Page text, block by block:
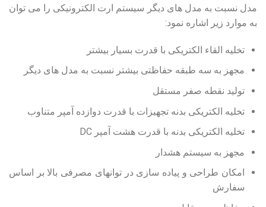
مدل نسبت به مدل های دیگر سیستم ارت الکترونیکی را می توان
به موارد زیر اشاره نمود:
تخلیه القاء الکتریکی با قدرت بسیار بیشتر
مجهز به سه طبقه حفاظتی بیشتر نسبت به مدل های دیگر
تولید نقطه صفر مستقل
تخلیه الکتریکی بدنه تجهیزات با قدرت دوازده آمپر متناوب
تخلیه الکتریکی بدنه با قدرت هشت آمپر DC
مجهز به سیستم هشدار
امکان طراحی و پیاده سازی در توانهای مصرفی بالا بر اساس
سفارش